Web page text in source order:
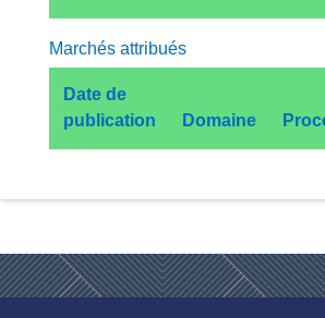
Marchés attribués
Date de
publication
Domaine